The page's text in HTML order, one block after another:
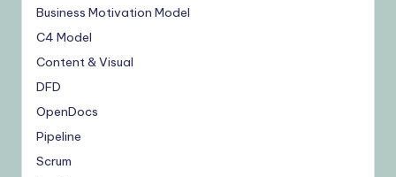
Business Motivation Model
C4 Model
Content & Visual
DFD
OpenDocs
Pipeline
Scrum